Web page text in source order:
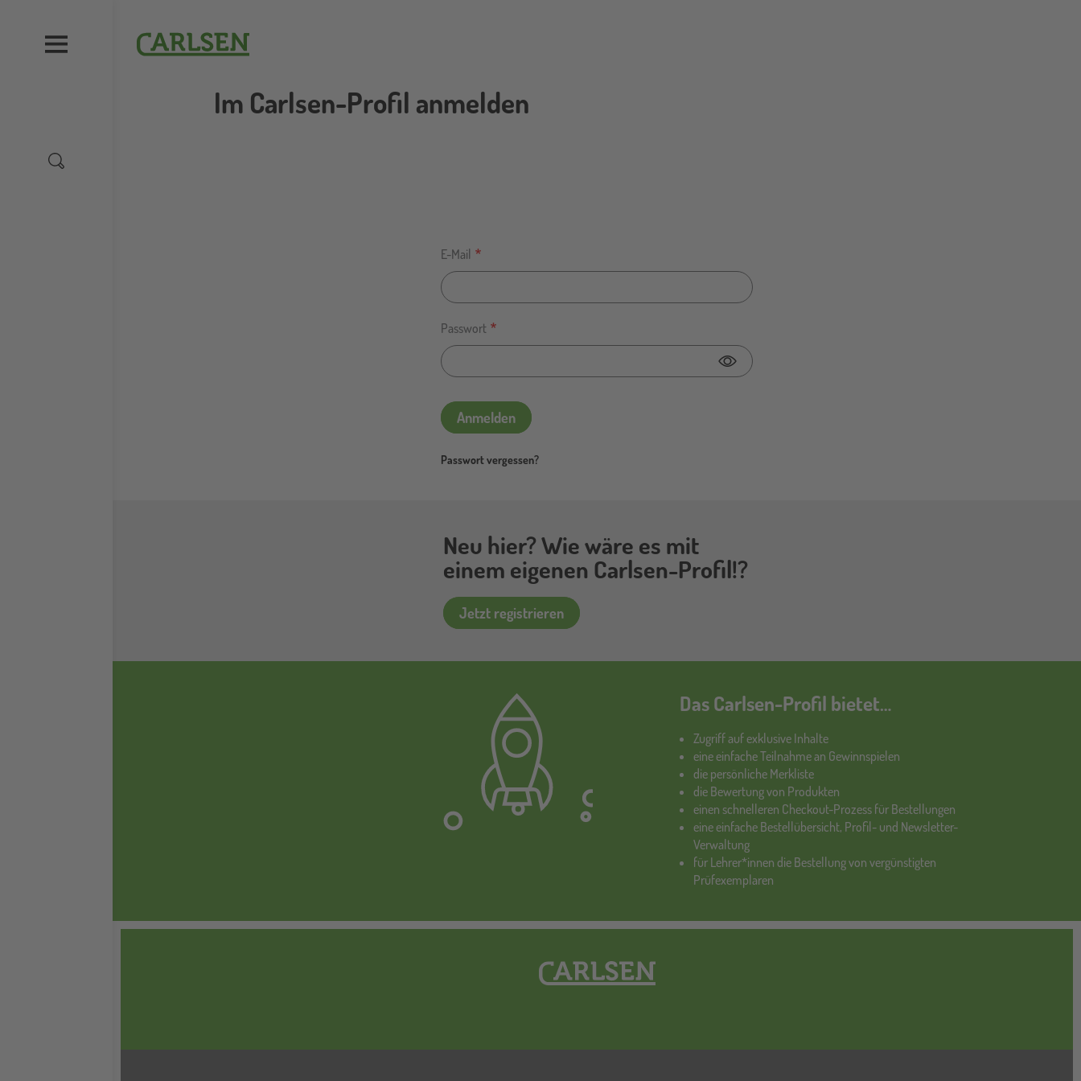
Carlsen
Im Carlsen-Profil anmelden
E-Mail
Passwort
Passwort anzeigen
Anmelden
Passwort vergessen?
Neu hier? Wie wäre es mit
einem eigenen Carlsen-Profil!?
Jetzt registrieren
Das Carlsen-Profil bietet…
Zugriff auf exklusive Inhalte
eine einfache Teilnahme an Gewinnspielen
die persönliche Merkliste
die Bewertung von Produkten
einen schnelleren Checkout-Prozess für Bestellungen
eine einfache Bestellübersicht, Profil- und Newsletter-
Verwaltung
für Lehrer*innen die Bestellung von vergünstigten
Prüfexemplaren